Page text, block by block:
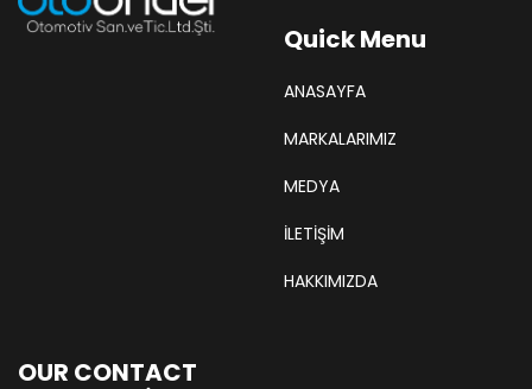
Quick Menu
ANASAYFA
MARKALARIMIZ
MEDYA
İLETİŞİM
HAKKIMIZDA
OUR CONTACT